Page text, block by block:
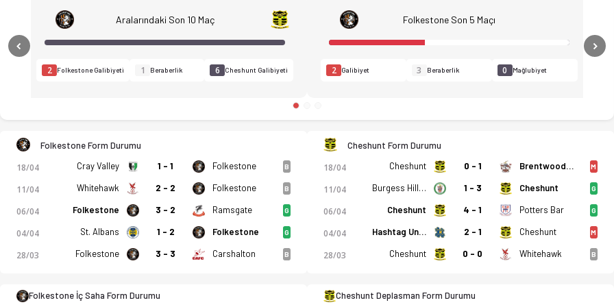
Folkestone Invicta - Cheshunt F.C. 5-3 bitti. Gol anları, kadro, istatistikler, puan durumu ve iddaa oranları Ofsayt'ta.
Aralarındaki Son 10 Maç
2 Folkestone Galibiyeti 1 Beraberlik 6 Cheshunt Galibiyeti
Folkestone Son 5 Maçı
2 Galibiyet 3 Beraberlik 0 Mağlubiyet
Previous
Folkestone Form Durumu
18/04 Cray Valley 1 - 1 Folkestone B
11/04 Whitehawk 2 - 2 Folkestone B
06/04 Folkestone 3 - 2 Ramsgate G
04/04 St. Albans 1 - 2 Folkestone G
28/03 Folkestone 3 - 3 Carshalton B
Cheshunt Form Durumu
18/04 Cheshunt 0 - 1 Brentwood Town FC M
11/04 Burgess Hill Town 1 - 3 Cheshunt G
06/04 Cheshunt 4 - 1 Potters Bar G
04/04 Hashtag United 2 - 1 Cheshunt M
28/03 Cheshunt 0 - 0 Whitehawk B
Folkestone İç Saha Form Durumu Cheshunt Deplasman Form Durumu